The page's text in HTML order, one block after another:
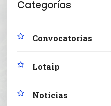
Categorías
Convocatorias
Lotaip
Noticias